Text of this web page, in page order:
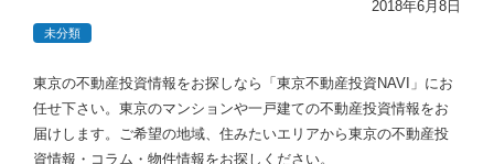
2018年6月8日
未分類
東京の不動産投資情報をお探しなら「東京不動産投資NAVI」にお
任せ下さい。東京のマンションや一戸建ての不動産投資情報をお
届けします。ご希望の地域、住みたいエリアから東京の不動産投
資情報・コラム・物件情報をお探しください。